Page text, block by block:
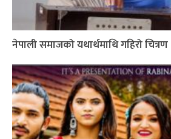
नेपाली समाजको यथार्थमाथि गहिरो